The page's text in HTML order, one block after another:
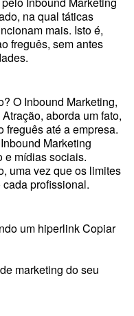
na qual táticas
mais. Isto é,
freguês, sem antes
O Inbound Marketing,
aborda um fato,
freguês até a empresa.
Marketing
e mídias sociais.
uma vez que os limites
profissional.
um hiperlink Copiar
marketing do seu